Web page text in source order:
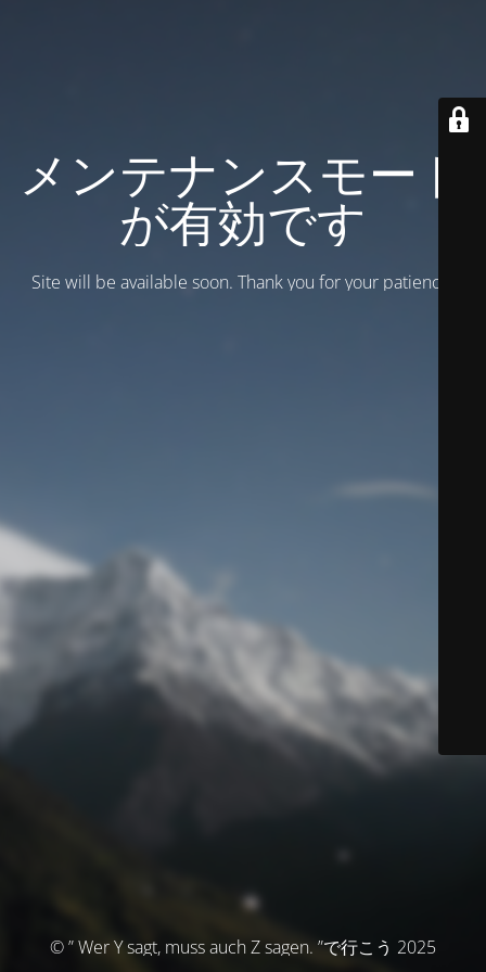
メンテナンスモード
が有効です
Site will be available soon. Thank you for your patience!
© ” Wer Y sagt, muss auch Z sagen. ”で行こう 2025